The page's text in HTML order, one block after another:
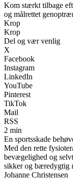
Kom stærkt tilbage
og målrettet
Krop
Krop
Del og vær venlig
X
Facebook
Instagram
LinkedIn
YouTube
Pinterest
TikTok
Mail
RSS
2 min
En sportsskade
Med den rette
bevægelighed og
sikker og bæredygtig
Johanne Christensen